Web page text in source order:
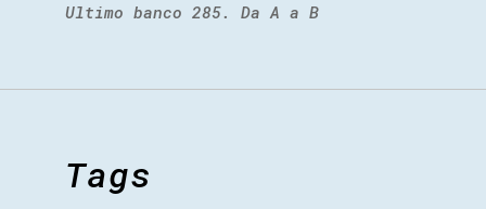
Ultimo banco 285. Da A a B
Tags